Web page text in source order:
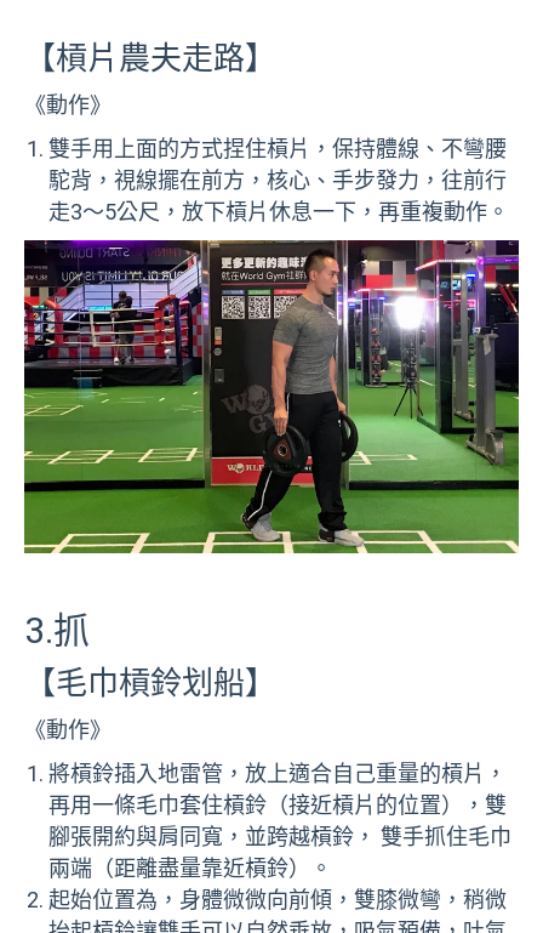
【槓片農夫走路】
《動作》
雙手用上面的方式捏住槓片，保持體線、不彎腰
駝背，視線擺在前方，核心、手步發力，往前行
走3～5公尺，放下槓片休息一下，再重複動作。
3.抓
【毛巾槓鈴划船】
《動作》
將槓鈴插入地雷管，放上適合自己重量的槓片，
再用一條毛巾套住槓鈴（接近槓片的位置），雙
腳張開約與肩同寬，並跨越槓鈴， 雙手抓住毛巾
兩端（距離盡量靠近槓鈴）。
起始位置為，身體微微向前傾，雙膝微彎，稍微